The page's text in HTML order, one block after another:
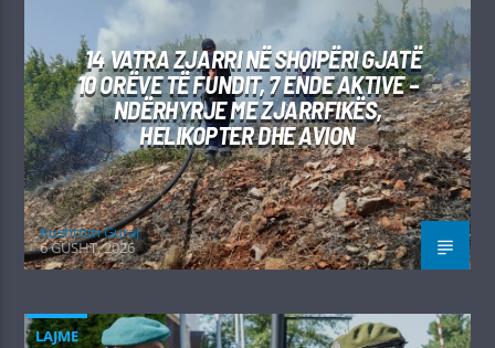
14 VATRA ZJARRI NË SHQIPËRI GJATË
10 ORËVE TË FUNDIT, 7 ENDE AKTIVE –
NDËRHYRJE ME ZJARRFIKËS,
HELIKOPTER DHE AVION
Kushtrim Guraj
6 GUSHT, 2026
LAJME